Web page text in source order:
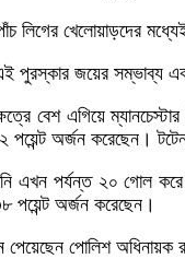
লিগের খেলোয়াড়দের
পুরস্কার জয়ের সম্ভাব্য
বেশ এগিয়ে
অর্জন করেছেন।
এখন পর্যন্ত ২০ গোল
পয়েন্ট অর্জন করেছেন।
পেয়েছেন পোলিশ